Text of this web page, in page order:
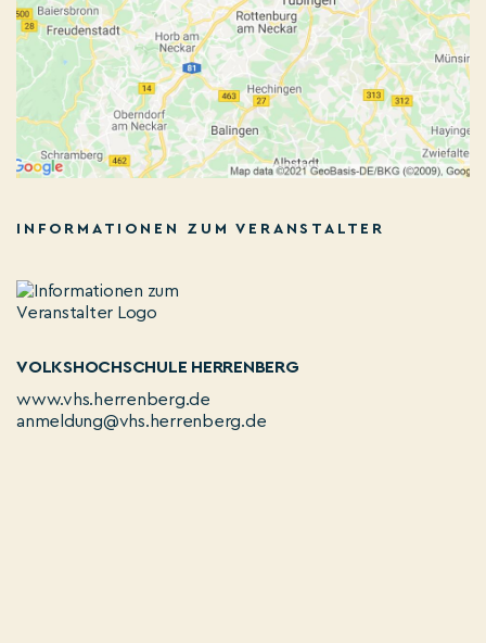
INFORMATIONEN ZUM VERANSTALTER
VOLKSHOCHSCHULE HERRENBERG
www.vhs.herrenberg.de
anmeldung@vhs.herrenberg.de